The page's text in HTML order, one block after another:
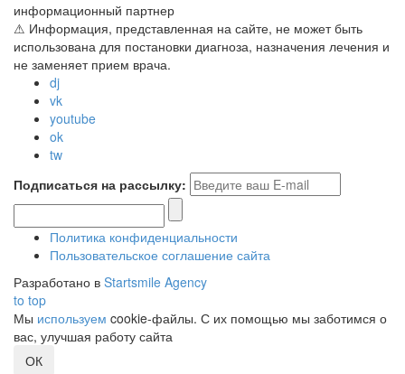
информационный партнер
⚠ Информация, представленная на сайте, не может быть
использована для постановки диагноза, назначения лечения и
не заменяет прием врача.
dj
vk
youtube
ok
tw
Подписаться на рассылку:
Политика конфиденциальности
Пользовательское соглашение сайта
Разработано в Startsmile Agency
to top
Мы используем cookie-файлы. С их помощью мы заботимся о
вас, улучшая работу сайта
ОК